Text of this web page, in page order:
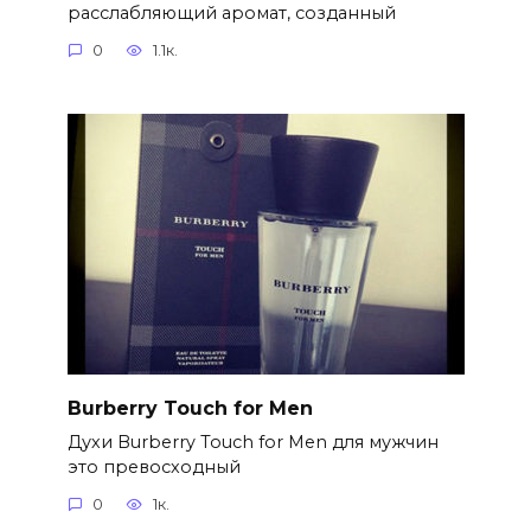
расслабляющий аромат, созданный
0 1.1к.
Burberry Touch for Men
Духи Burberry Touch for Men для мужчин
это превосходный
0 1к.